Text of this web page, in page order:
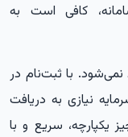
کافی است به
با ثبت‌نام در
نیازی به دریافت
سریع و با